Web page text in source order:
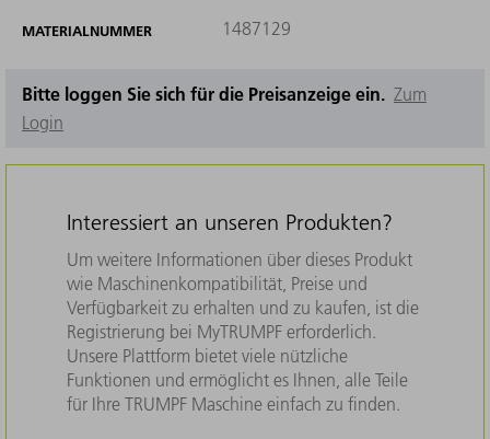
MATERIALNUMMER 1487129
Bitte loggen Sie sich für die Preisanzeige ein. Zum
Login
Interessiert an unseren Produkten?
Um weitere Informationen über dieses Produkt
wie Maschinenkompatibilität, Preise und
Verfügbarkeit zu erhalten und zu kaufen, ist die
Registrierung bei MyTRUMPF erforderlich.
Unsere Plattform bietet viele nützliche
Funktionen und ermöglicht es Ihnen, alle Teile
für Ihre TRUMPF Maschine einfach zu finden.